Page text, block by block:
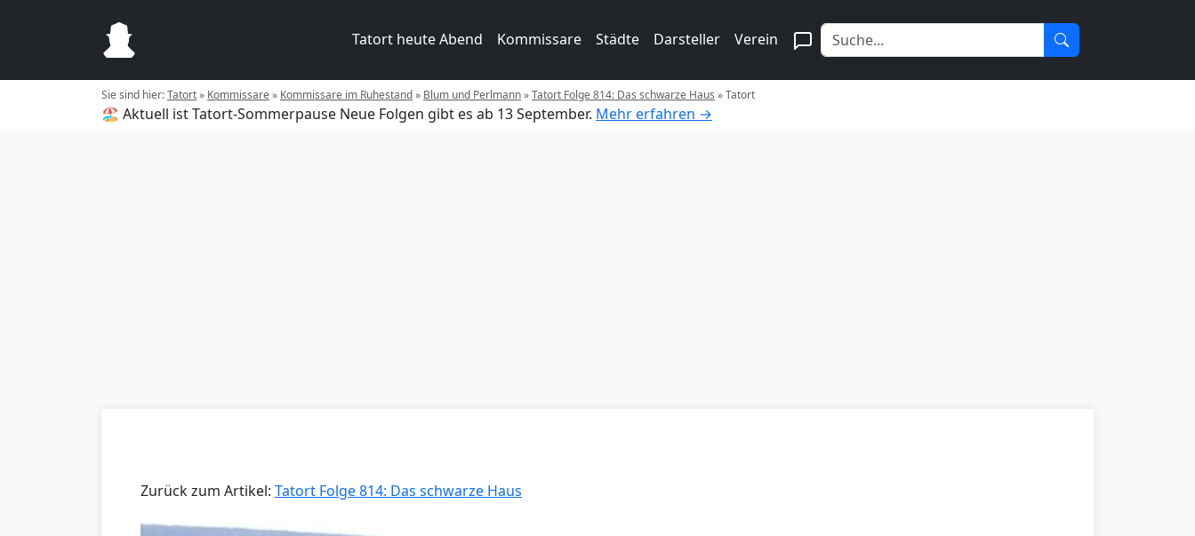
Tatort heute Abend Kommissare Städte Darsteller Verein
Sie sind hier:Tatort» Kommissare» Kommissare im Ruhestand» Blum und Perlmann»Tatort Folge 814: Das schwarze Haus »Tatort
🏖️ Aktuell ist Tatort-Sommerpause Neue Folgen gibt es ab 13 September. Mehr erfahren →
Zurück zum Artikel: Tatort Folge 814: Das schwarze Haus